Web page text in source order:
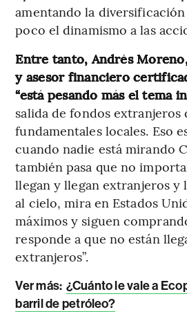
amentando la
poco el dinamismo a las
Entre tanto, Andrés
y asesor financiero
“está pesando más el tema
salida de fondos extranjeros
fundamentales locales. Eso
cuando nadie está mirando
también pasa que no
llegan y llegan extranjeros y
al cielo, mira en Estados
máximos y siguen
responde a que no están
extranjeros”.
Ver más: ¿Cuánto le vale a
barril de petróleo?